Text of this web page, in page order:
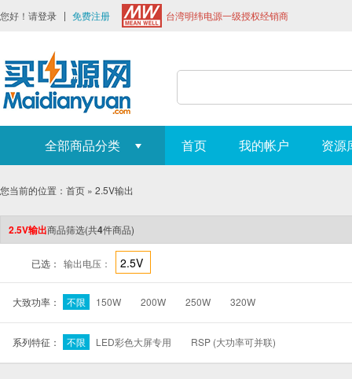
您好！请登录 免费注册 台湾明纬电源一级授权经销商
全部商品分类 首页 我的帐户 资源
您当前的位置： 首页 » 2.5V输出
2.5V输出商品筛选(共4件商品)
已选： 输出电压： 2.5V
大致功率： 不限 150W 200W 250W 320W
系列特征： 不限 LED彩色大屏专用 RSP (大功率可并联)